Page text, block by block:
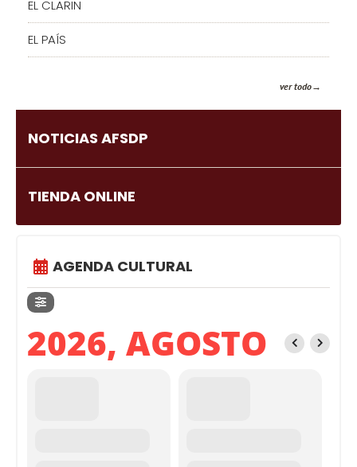
EL CLARIN
EL PAÍS
ver todo
NOTICIAS AFSDP
TIENDA ONLINE
AGENDA CULTURAL
2026, AGOSTO